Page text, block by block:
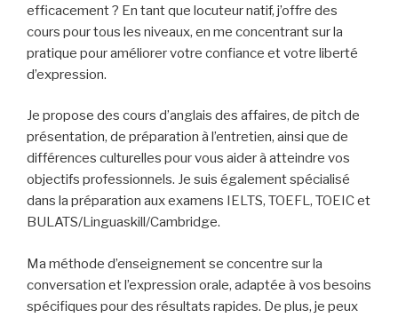
efficacement ? En tant que locuteur natif, j’offre des
cours pour tous les niveaux, en me concentrant sur la
pratique pour améliorer votre confiance et votre liberté
d’expression.
Je propose des cours d’anglais des affaires, de pitch de
présentation, de préparation à l’entretien, ainsi que de
différences culturelles pour vous aider à atteindre vos
objectifs professionnels. Je suis également spécialisé
dans la préparation aux examens IELTS, TOEFL, TOEIC et
BULATS/Linguaskill/Cambridge.
Ma méthode d’enseignement se concentre sur la
conversation et l’expression orale, adaptée à vos besoins
spécifiques pour des résultats rapides. De plus, je peux